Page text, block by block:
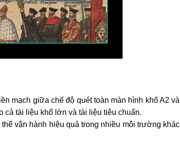
mạch giữa chế độ quét toàn màn hình khổ A2 và
cả tài liệu khổ lớn và tài liệu tiêu chuẩn.
vận hành hiệu quả trong nhiều môi trường khác